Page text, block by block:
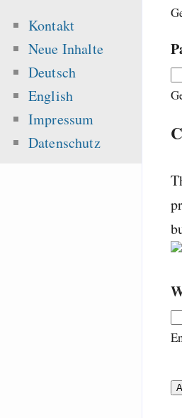
Kontakt
Neue Inhalte
Deutsch
English
Impressum
Datenschutz